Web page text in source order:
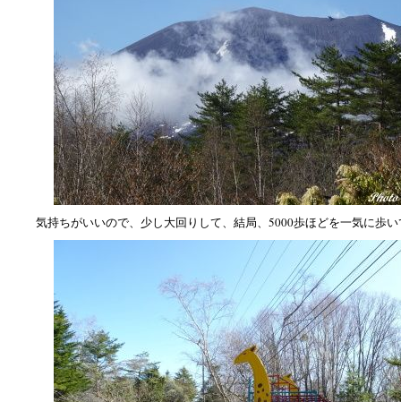
気持ちがいいので、少し大回りして、結局、5000歩ほどを一気に歩